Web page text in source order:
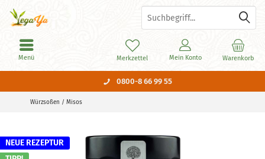
0800-8 66 99 55
Warenkorb
Merkzettel Mein Konto
Menü
Würzsoßen / Misos
NEUE REZEPTUR